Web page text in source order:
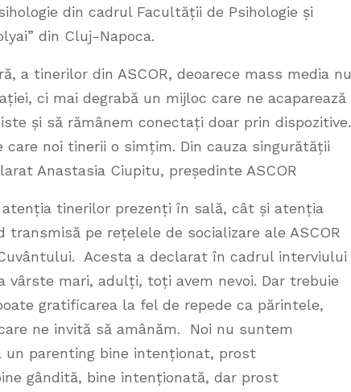
din cadrul Facultății de Psihologie și
din Cluj-Napoca.
a tinerilor din ASCOR, deoarece mass media nu
ci mai degrabă un mijloc care ne acaparează
și să rămânem conectați doar prin dispozitive.
noi tinerii o simțim. Din cauza singurătății
Anastasia Ciupitu, președinte ASCOR
tinerilor prezenți în sală, cât și atenția
pe rețelele de socializare ale ASCOR
Acesta a declarat în cadrul interviului
vârste mari, adulți, toți avem nevoi. Dar trebuie
gratificarea la fel de repede ca părintele,
ne invită să amânăm. Noi nu suntem
un parenting bine intenționat, prost
gândită, bine intenționată, dar prost